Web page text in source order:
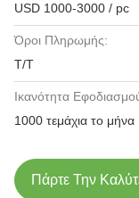
USD 1000-3000 / pc
Όροι Πληρωμής:
Τ/Τ
Ικανότητα
1000 τεμάχια το μήνα
Πάρτε Την